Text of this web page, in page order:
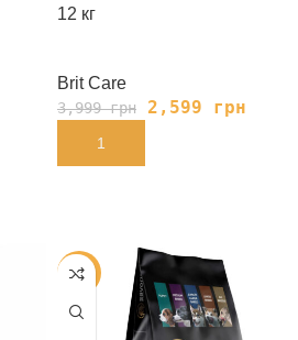
12 кг
Brit Care
3,999грн 2,599 грн
В КОРЗИНУ
-40%